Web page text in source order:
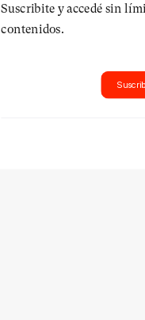
Suscribite y accedé sin
contenidos.